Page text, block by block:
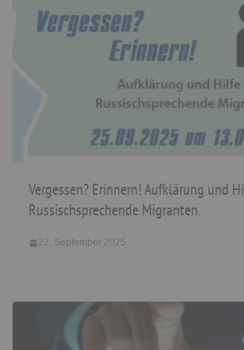
Vergessen? Erinnern! Aufklärung und
Russischsprechende Migranten.
22. September 2025